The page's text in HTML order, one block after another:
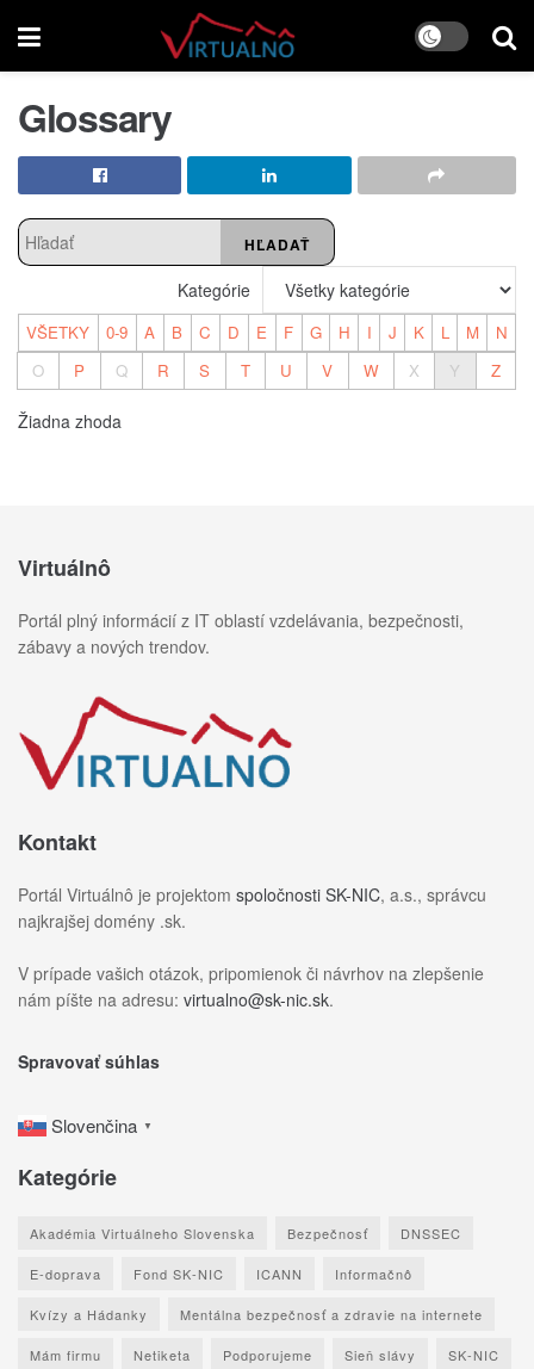
Glossary
HĽADAŤ
Kategórie
VŠETKY 0-9 A B C D E F G H I J K L M
N
O
P Q R S T U V W X Y Z
Žiadna zhoda
Virtuálnô
Portál plný informácií z IT oblastí vzdelávania, bezpečnosti,
zábavy a nových trendov.
Kontakt
Portál Virtuálnô je projektom spoločnosti SK-NIC, a.s., správcu
najkrajšej domény .sk.
V prípade vašich otázok, pripomienok či návrhov na zlepšenie
nám píšte na adresu: virtualno@sk-nic.sk.
Spravovať súhlas
Slovenčina ▼
Kategórie
Akadémia Virtuálneho Slovenska Bezpečnosť DNSSEC
E-doprava Fond SK-NIC ICANN Informačnô
Kvízy a Hádanky Mentálna bezpečnosť a zdravie na internete
Mám firmu Netiketa Podporujeme Sieň slávy SK-NIC